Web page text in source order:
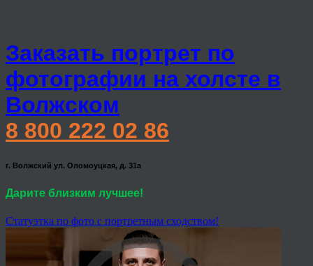
Заказать портрет по
фотографии на холсте в
Волжском
8 800 222 02 86
г. Волжский ул. Оломоуцкая, д. 31а
Дарите близким лучшее!
Статуэтка по фото с портретным сходством!